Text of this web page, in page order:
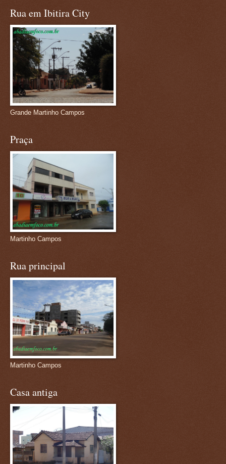
Rua em Ibitira City
Grande Martinho Campos
Praça
Martinho Campos
Rua principal
Martinho Campos
Casa antiga